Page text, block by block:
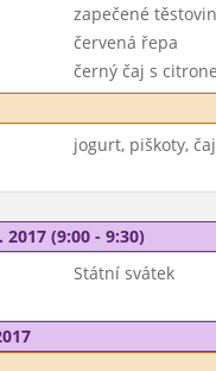
zapečené
červená řepa
černý čaj s
jogurt, piškoty,
2017 (9:00 - 9:30)
Státní svátek